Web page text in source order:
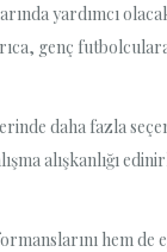
yardımcı
genç
daha fazla
alışkanlığı
hem de